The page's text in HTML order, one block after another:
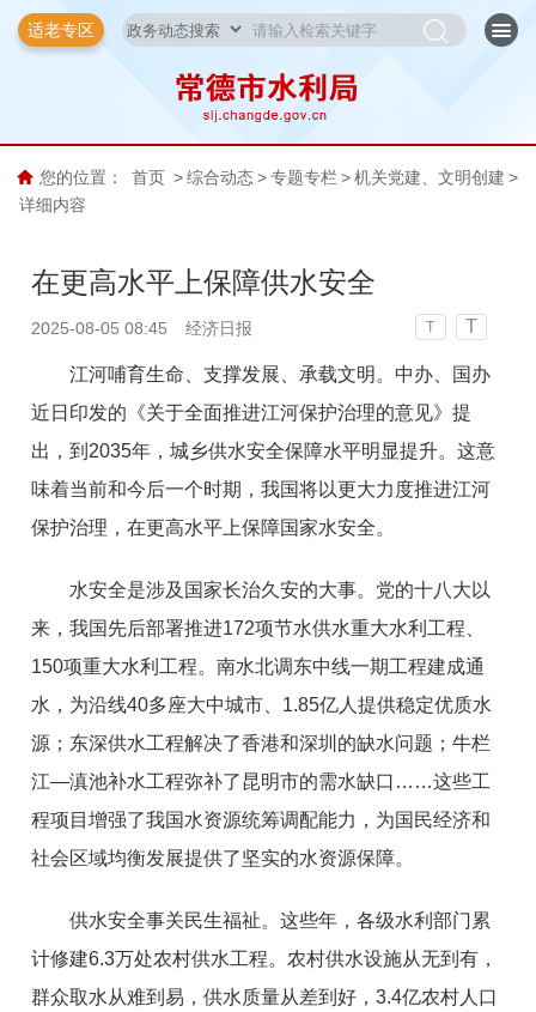
适老专区
您的位置： 首页 > 综合动态 > 专题专栏 > 机关党建、文明创建 >
详细内容
在更高水平上保障供水安全
2025-08-05 08:45 经济日报 T T
江河哺育生命、支撑发展、承载文明。中办、国办
近日印发的《关于全面推进江河保护治理的意见》提
出，到2035年，城乡供水安全保障水平明显提升。这意
味着当前和今后一个时期，我国将以更大力度推进江河
保护治理，在更高水平上保障国家水安全。
水安全是涉及国家长治久安的大事。党的十八大以
来，我国先后部署推进172项节水供水重大水利工程、
150项重大水利工程。南水北调东中线一期工程建成通
水，为沿线40多座大中城市、1.85亿人提供稳定优质水
源；东深供水工程解决了香港和深圳的缺水问题；牛栏
江—滇池补水工程弥补了昆明市的需水缺口……这些工
程项目增强了我国水资源统筹调配能力，为国民经济和
社会区域均衡发展提供了坚实的水资源保障。
供水安全事关民生福祉。这些年，各级水利部门累
计修建6.3万处农村供水工程。农村供水设施从无到有，
群众取水从难到易，供水质量从差到好，3.4亿农村人口